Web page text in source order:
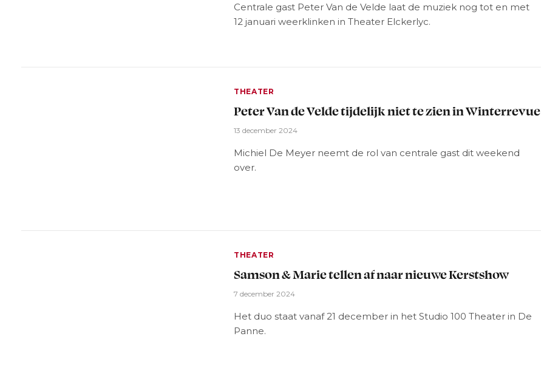
Centrale gast Peter Van de Velde laat de muziek nog tot en met
12 januari weerklinken in Theater Elckerlyc.
THEATER
Peter Van de Velde tijdelijk niet te zien in Winterrevue
13 december 2024
Michiel De Meyer neemt de rol van centrale gast dit weekend
over.
THEATER
Samson & Marie tellen af naar nieuwe Kerstshow
7 december 2024
Het duo staat vanaf 21 december in het Studio 100 Theater in De
Panne.